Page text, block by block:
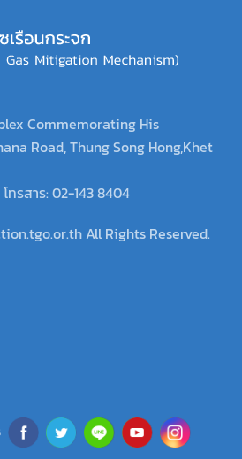
Commemorating His
Road, Thung Song Hong,Khet
ทรสาร: 02-143 8404
All Rights Reserved.